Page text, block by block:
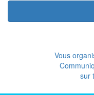
Vous
sur